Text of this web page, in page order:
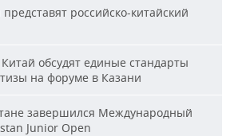
российско-китайский
обсудят единые стандарты
на форуме в Казани
завершился Международный
Junior Open